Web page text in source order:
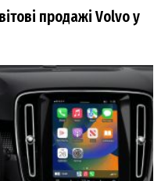
продажі Volvo у